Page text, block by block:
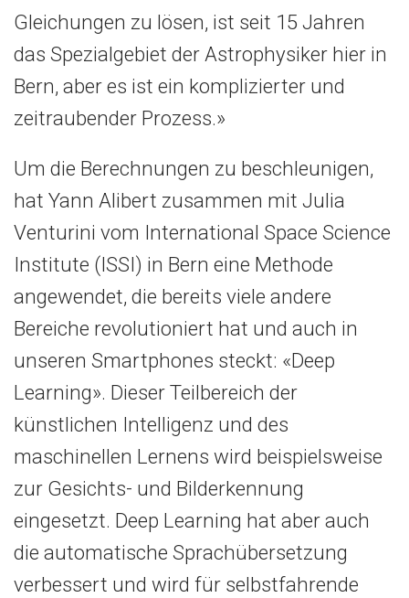
Gleichungen zu lösen, ist seit 15 Jahren
das Spezialgebiet der Astrophysiker hier in
Bern, aber es ist ein komplizierter und
zeitraubender Prozess.»
Um die Berechnungen zu beschleunigen,
hat Yann Alibert zusammen mit Julia
Venturini vom International Space Science
Institute (ISSI) in Bern eine Methode
angewendet, die bereits viele andere
Bereiche revolutioniert hat und auch in
unseren Smartphones steckt: «Deep
Learning». Dieser Teilbereich der
künstlichen Intelligenz und des
maschinellen Lernens wird beispielsweise
zur Gesichts- und Bilderkennung
eingesetzt. Deep Learning hat aber auch
die automatische Sprachübersetzung
verbessert und wird für selbstfahrende